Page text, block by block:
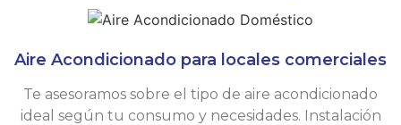
Aire Acondicionado para locales comerciales
Te asesoramos sobre el tipo de aire acondicionado
ideal según tu consumo y necesidades. Instalación